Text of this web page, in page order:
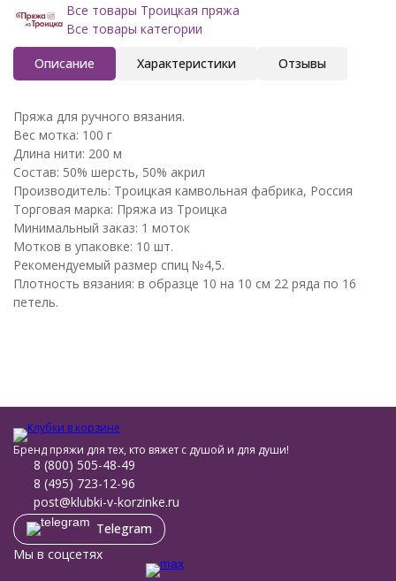
Все товары Троицкая пряжа
Все товары категории
Описание Характеристики Отзывы
Пряжа для ручного вязания.
Вес мотка: 100 г
Длина нити: 200 м
Состав: 50% шерсть, 50% акрил
Производитель: Троицкая камвольная фабрика, Россия
Торговая марка: Пряжа из Троицка
Минимальный заказ: 1 моток
Мотков в упаковке: 10 шт.
Рекомендуемый размер спиц №4,5.
Плотность вязания: в образце 10 на 10 см 22 ряда по 16
петель.
Бренд пряжи для тех, кто вяжет с душой и для души!
8 (800) 505-48-49
8 (495) 723-12-96
post@klubki-v-korzinke.ru
Telegram
Мы в соцсетях